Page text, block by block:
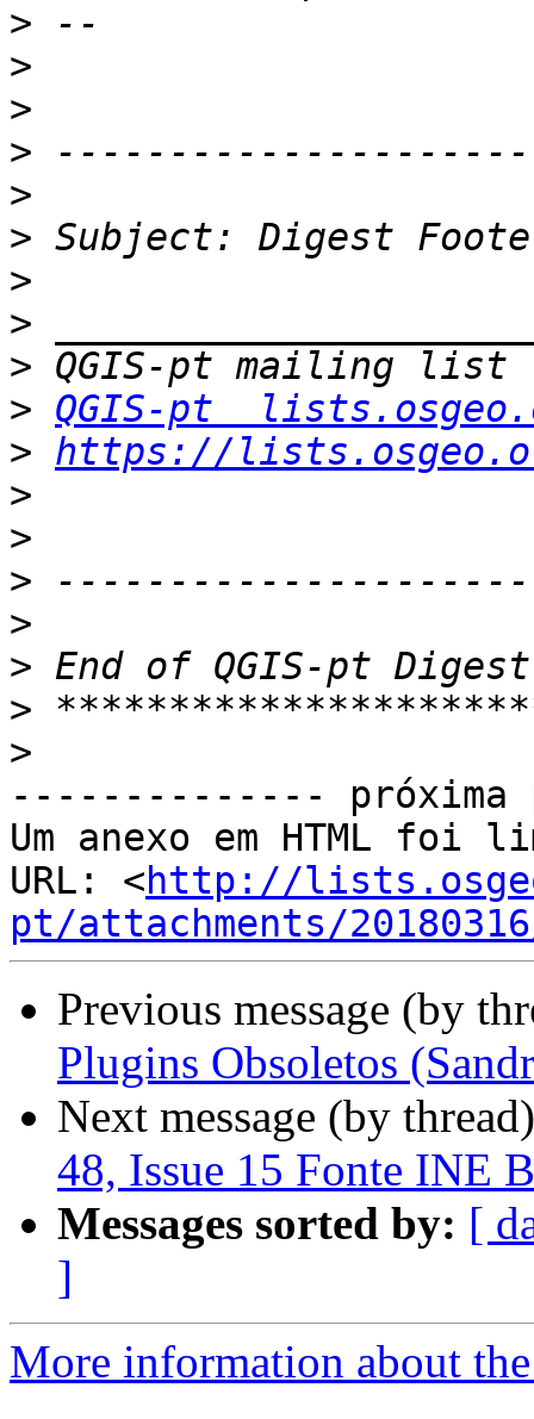
>
>
>
>
>
>
>
>
>
> QGIS-pt
> https://
>
>
>
>
>
>
>
--------------
Um anexo em HTML foi
URL: <http://
pt/attachments/
Previous message (by
Plugins Obsoletos
Next message (by
48, Issue 15 Fonte INE
Messages sorted by: [
]
More information about